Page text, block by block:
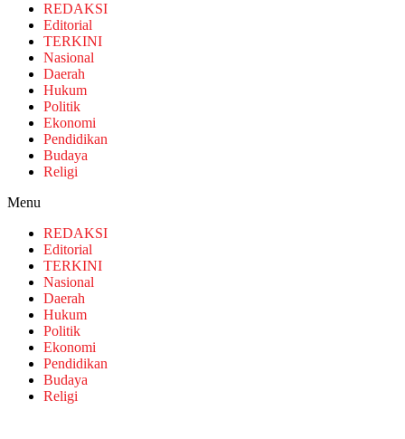
REDAKSI
Editorial
TERKINI
Nasional
Daerah
Hukum
Politik
Ekonomi
Pendidikan
Budaya
Religi
Menu
REDAKSI
Editorial
TERKINI
Nasional
Daerah
Hukum
Politik
Ekonomi
Pendidikan
Budaya
Religi